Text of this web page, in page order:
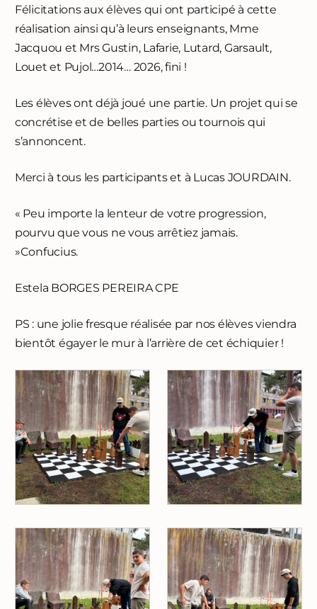
Félicitations aux élèves qui ont participé à cette
réalisation ainsi qu’à leurs enseignants, Mme
Jacquou et Mrs Gustin, Lafarie, Lutard, Garsault,
Louet et Pujol…2014… 2026, fini !
Les élèves ont déjà joué une partie. Un projet qui se
concrétise et de belles parties ou tournois qui
s’annoncent.
Merci à tous les participants et à Lucas JOURDAIN.
« Peu importe la lenteur de votre progression,
pourvu que vous ne vous arrêtiez jamais.
»Confucius.
Estela BORGES PEREIRA CPE
PS : une jolie fresque réalisée par nos élèves viendra
bientôt égayer le mur à l’arrière de cet échiquier !